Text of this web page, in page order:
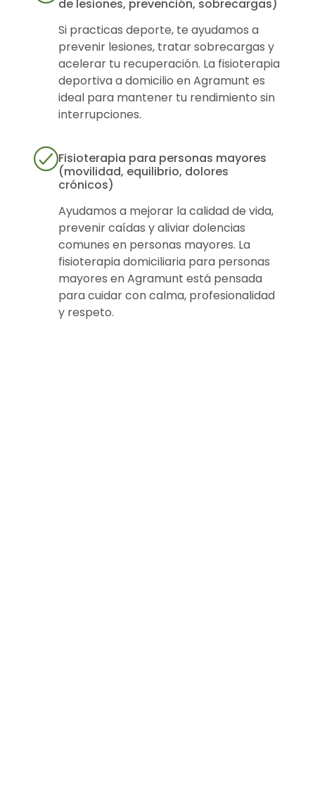
de lesiones, prevención, sobrecargas)
Si practicas deporte, te ayudamos a
prevenir lesiones, tratar sobrecargas y
acelerar tu recuperación. La fisioterapia
deportiva a domicilio en Agramunt es
ideal para mantener tu rendimiento sin
interrupciones.
Fisioterapia para personas mayores
(movilidad, equilibrio, dolores
crónicos)
Ayudamos a mejorar la calidad de vida,
prevenir caídas y aliviar dolencias
comunes en personas mayores. La
fisioterapia domiciliaria para personas
mayores en Agramunt está pensada
para cuidar con calma, profesionalidad
y respeto.